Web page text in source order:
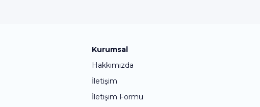
Kurumsal
Hakkımızda
İletişim
İletişim Formu